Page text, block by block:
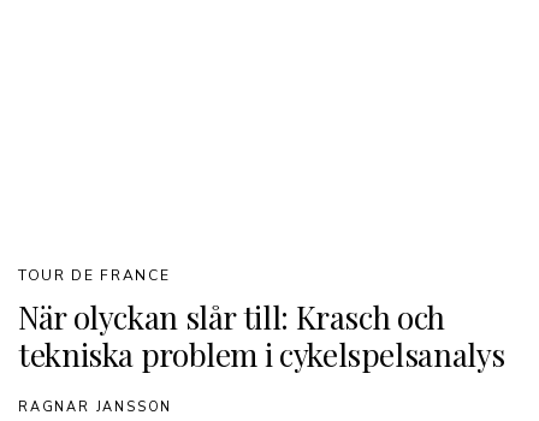
När olyckan slår till: Krasch och
tekniska problem i cykelspelsanalys
TOUR DE FRANCE
RAGNAR JANSSON